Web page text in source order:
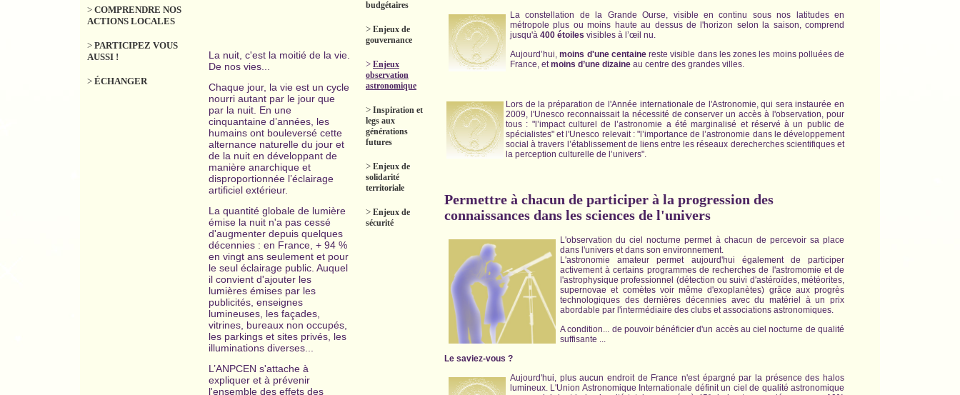
> COMPRENDRE NOS
ACTIONS LOCALES
> PARTICIPEZ VOUS
AUSSI !
> ÉCHANGER
La nuit, c'est la moitié de la vie.
De nos vies...
Chaque jour, la vie est un cycle
nourri autant par le jour que
par la nuit. En une
cinquantaine d’années, les
humains ont bouleversé cette
alternance naturelle du jour et
de la nuit en développant de
manière anarchique et
disproportionnée l’éclairage
artificiel extérieur.
La quantité globale de lumière
émise la nuit n'a pas cessé
d'augmenter depuis quelques
décennies : en France, + 94 %
en vingt ans seulement et pour
le seul éclairage public. Auquel
il convient d'ajouter les
lumières émises par les
publicités, enseignes
lumineuses, les façades,
vitrines, bureaux non occupés,
les parkings et sites privés, les
illuminations diverses...
L’ANPCEN s'attache à
expliquer et à prévenir
l'ensemble des effets des
budgétaires
> Enjeux de
gouvernance
> Enjeux
observation
astronomique
> Inspiration et
legs aux
générations
futures
> Enjeux de
solidarité
territoriale
> Enjeux de
sécurité
La constellation de la Grande Ourse, visible en continu sous nos latitudes en
métropole plus ou moins haute au dessus de l'horizon selon la saison, comprend
jusqu'à 400 étoiles visibles à l’œil nu.
Aujourd’hui,moins d'une centainereste visible dans les zones les moins polluées de
France, etmoins d’une dizaine au centre des grandes villes.
Lors de la préparation de l'Année internationale de l'Astronomie, qui sera instaurée en
2009, l'Unesco reconnaissait la nécessité de conserver un accès à l'observation, pour
tous : "l’impact culturel de l’astronomie a été marginalisé et réservé à un public de
spécialistes" et l'Unesco relevait : "l’importance de l’astronomie dans le développement
social à travers l’établissement de liens entre les réseaux derecherches scientifiques et
la perception culturelle de l’univers".
Permettre à chacun de participer à la progression des
connaissances dans les sciences de l'univers
L'observation du ciel nocturne permet à chacun de percevoir sa place
dans l'univers et dans son environnement.
L'astronomie amateur permet aujourd'hui également de participer
activement à certains programmes de recherches de l'astromomie et de
l'astrophysique professionnel (détection ou suivi d'astéroïdes, météorites,
supernovae et comètes voir même d'exoplanètes) grâce aux progrès
technologiques des dernières décennies avec du matériel à un prix
abordable par l'intermédiaire des clubs et associations astronomiques.
A condition... de pouvoir bénéficier d'un accès au ciel nocturne de qualité
suffisante ...
Le saviez-vous ?
Aujourd'hui, plus aucun endroit de France n'est épargné par la présence des halos
lumineux. L'Union Astronomique Internationale définit un ciel de qualité astronomique